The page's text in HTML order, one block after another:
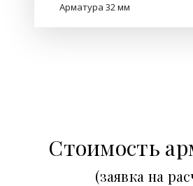
Арматура 32 мм
Стоимость
(заявка на